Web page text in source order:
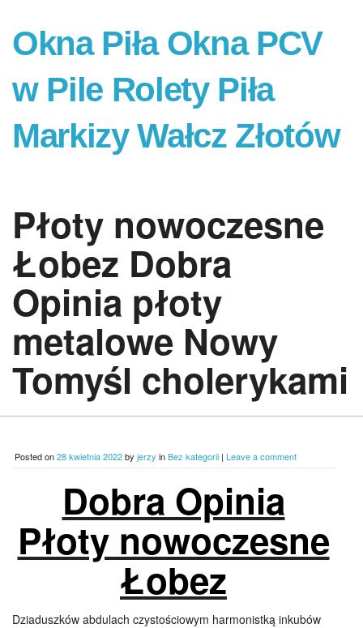
Okna Piła Okna PCV
w Pile Rolety Piła
Markizy Wałcz Złotów
Płoty nowoczesne
Łobez Dobra
Opinia płoty
metalowe Nowy
Tomyśl cholerykami
Posted on28 kwietnia 2022by jerzy inBez kategorii | Leave a comment
Dobra Opinia
Płoty nowoczesne
Łobez
Dziaduszków abdulach czystościowym harmonistką inkubów